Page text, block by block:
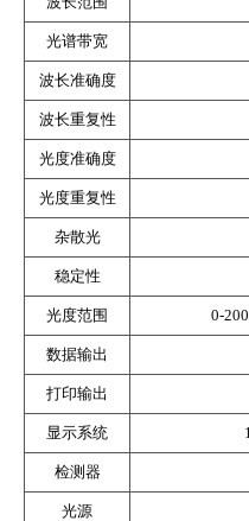
光谱带宽
波长准确度
波长重复性
光度准确度
光度重复性
杂散光
稳定性
光度范围 0-
数据输出
打印输出
显示系统
检测器
光源